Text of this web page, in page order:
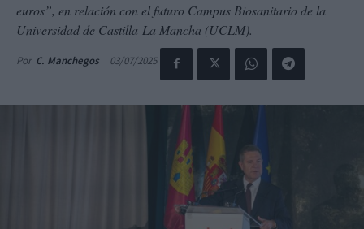
euros”, en relación con el futuro Campus Biosanitario de la
Universidad de Castilla-La Mancha (UCLM).
Por C. Manchegos 03/07/2025